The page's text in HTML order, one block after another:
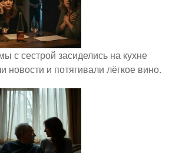
с сестрой засиделись на кухне
новости и потягивали лёгкое вино.